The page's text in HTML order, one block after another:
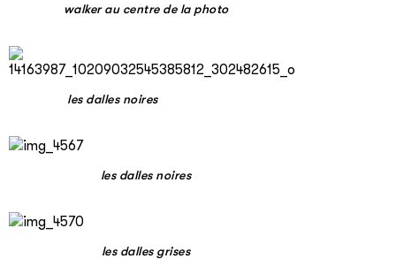
walker au centre de la photo
les dalles noires
les dalles noires
les dalles grises